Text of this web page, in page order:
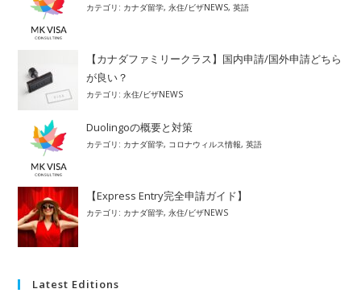
カテゴリ: カナダ留学,永住/ビザNEWS,英語
【カナダファミリークラス】国内申請/国外申請どちら
が良い？
カテゴリ:永住/ビザNEWS
Duolingoの概要と対策
カテゴリ: カナダ留学, コロナウィルス情報,英語
【Express Entry完全申請ガイド】
カテゴリ: カナダ留学,永住/ビザNEWS
Latest Editions